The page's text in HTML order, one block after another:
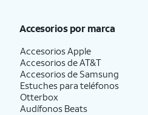
Accesorios por marca
Accesorios Apple
Accesorios deAT&T
Accesorios de Samsung
Estuches para teléfonos
Otterbox
Audífonos Beats